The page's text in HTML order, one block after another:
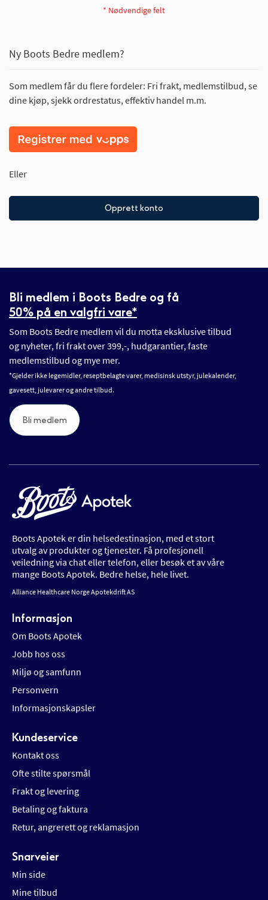
Ny Boots Bedre medlem?
Som medlem får du flere fordeler: Fri frakt, medlemstilbud, se
dine kjøp, sjekk ordrestatus, effektiv handel m.m.
Eller
Opprett konto
Bli medlem i Boots Bedre og få
50% på en valgfri vare*
Som Boots Bedre medlem vil du motta eksklusive tilbud
og nyheter, fri frakt over 399,-, hudgarantier, faste
medlemstilbud og mye mer.
*Gjelder ikke legemidler, reseptbelagte varer, medisinsk utstyr, julekalender,
gavesett, julevarer og andre tilbud.
Bli medlem
Boots Apotek er din helsedestinasjon, med et stort
utvalg av produkter og tjenester. Få profesjonell
veiledning via chat eller telefon, eller besøk et av våre
mange Boots Apotek. Bedre helse, hele livet.
Alliance Healthcare Norge Apotekdrift AS
Informasjon
Om Boots Apotek
Jobb hos oss
Miljø og samfunn
Personvern
Informasjonskapsler
Kundeservice
Kontakt oss
Ofte stilte spørsmål
Frakt og levering
Betaling og faktura
Retur, angrerett og reklamasjon
Snarveier
Min side
Mine tilbud